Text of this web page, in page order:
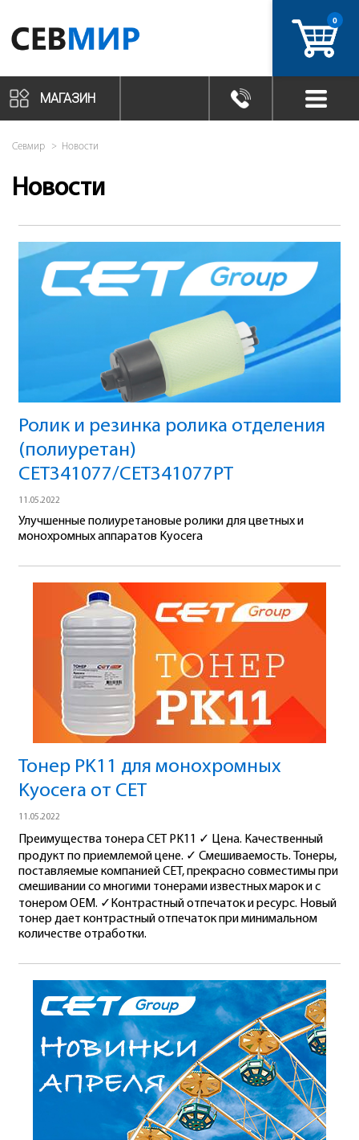
0
МАГАЗИН
Севмир Новости
Новости
Ролик и резинка ролика отделения
(полиуретан)
CET341077/CET341077PT
11.05.2022
Улучшенные полиуретановые ролики для цветных и
монохромных аппаратов Kyocera
Тонер PK11 для монохромных
Kyocera от CET
11.05.2022
Преимущества тонера CET PK11 ✓ Цена. Качественный
продукт по приемлемой цене. ✓ Смешиваемость. Тонеры,
поставляемые компанией CET, прекрасно совместимы при
смешивании со многими тонерами известных марок и с
тонером OEM. ✓Контрастный отпечаток и ресурс. Новый
тонер дает контрастный отпечаток при минимальном
количестве отработки.